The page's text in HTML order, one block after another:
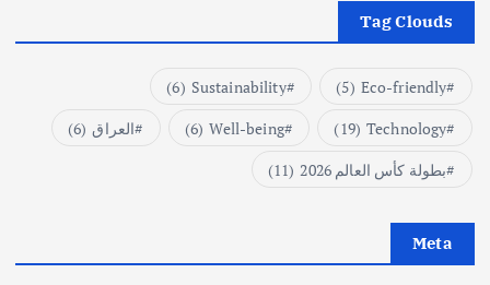
Tag Clouds
Eco-friendly
(5)
Sustainability
(6)
Technology
(19)
Well-being
(6) العراق (6)
بطولة كأس العالم 2026
(11)
Meta